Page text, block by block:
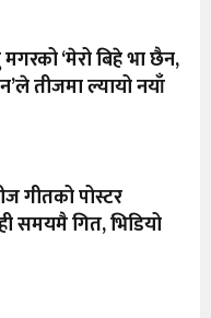
‘मेरो बिहे भा छैन,
तीजमा ल्यायो नयाँ
गीतको पोस्टर
समयमै गित, भिडियो